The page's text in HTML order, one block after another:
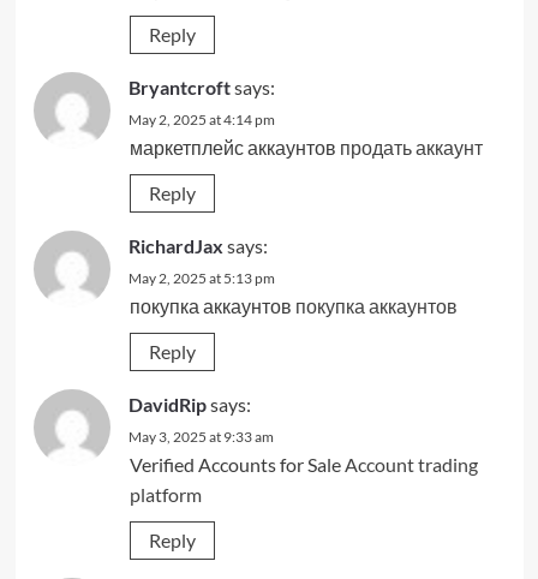
Reply
Bryantcroftsays:
May 2, 2025 at 4:14 pm
маркетплейс аккаунтов продать аккаунт
Reply
RichardJax says:
May 2, 2025 at 5:13 pm
покупка аккаунтов покупка аккаунтов
Reply
DavidRipsays:
May 3, 2025 at 9:33 am
Verified Accounts for Sale Account trading
platform
Reply